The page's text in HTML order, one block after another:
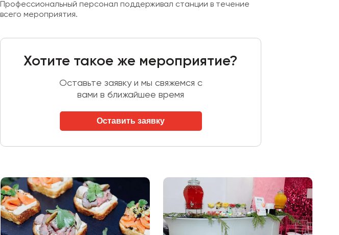
Профессиональный персонал поддерживал станции в течение
всего мероприятия.
Хотите такое же мероприятие?
Оставьте заявку и мы свяжемся с
вами в ближайшее время
Оставить заявку